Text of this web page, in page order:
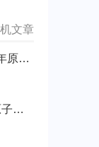
文章
1000原子币等于多少人民币 2024年原子币最新价格介绍一览
一个原子币等于多少人民币 一个原子币价格介绍